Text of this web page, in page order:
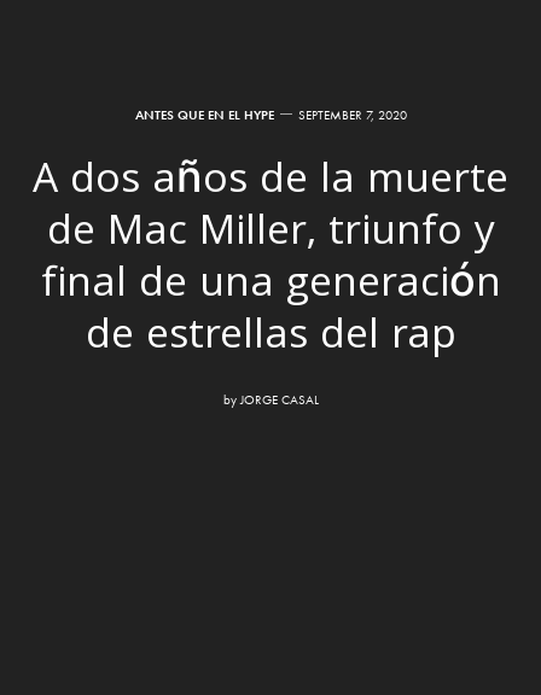
ANTES QUE EN EL HYPE SEPTEMBER 7, 2020
A dos años de la muerte
de Mac Miller, triunfo y
final de una generación
de estrellas del rap
by JORGE CASAL